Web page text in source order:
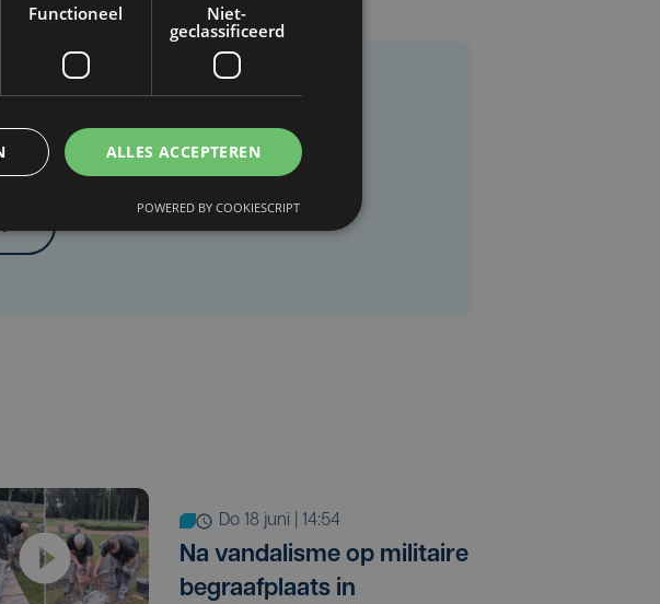
in dit artikel?
do 18 juni | 14:54
Na vandalisme op militaire
begraafplaats in
Functioneel
Niet-
geclassificeerd
ALLES ACCEPTEREN
POWERED BY COOKIESCRIPT